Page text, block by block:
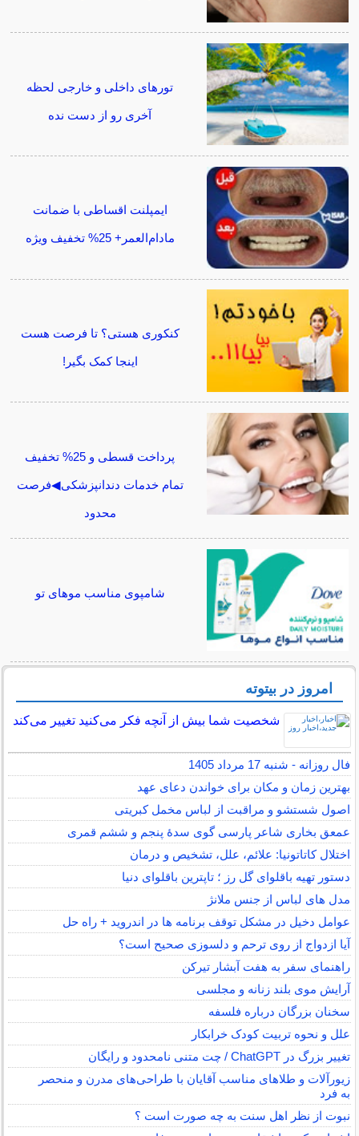
تورهای داخلی و خارجی لحظه
آخری رو از دست نده
ایمپلنت اقساطی با ضمانت
مادام‌العمر+ 25% تخفیف ویژه
کنکوری هستی؟ تا فرصت هست
اینجا کمک بگیر!
پرداخت قسطی و 25% تخفیف
تمام خدمات دندانپزشکی◀فرصت
محدود
شامپوی مناسب موهای تو
امروز در بیتوته
شخصیت شما بیش از آنچه فکر می‌کنید تغییر می‌کند
فال روزانه - شنبه 17 مرداد 1405
بهترین زمان و مکان برای خواندن دعای عهد
اصول شستشو و مراقبت از لباس مخمل کبریتی
عمعق بخاری شاعر پارسی گوی سدهٔ پنجم و ششم قمری
اختلال کاتاتونیا: علائم، علل، تشخیص و درمان
دستور تهیه باقلوای گل رز ؛ تاپترین باقلوای دنیا
مدل های لباس از جنس ملانژ
عوامل دخیل در مشکل توقف برنامه ها در اندروید + راه حل
آیا ازدواج از روی ترحم و دلسوزی صحیح است؟
راهنمای سفر به هفت آبشار تیرکن
آرایش موی بلند زنانه و مجلسی
سخنان بزرگان درباره فلسفه
علل و نحوه تربیت کودک خرابکار
تغییر بزرگ در ChatGPT / چت متنی نامحدود و رایگان
زیورآلات و طلاهای مناسب آقایان با طراحی‌های مدرن و منحصر
به فرد
نبوت از نظر اهل سنت به چه صورت است ؟